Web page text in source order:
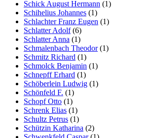
Schick August Hermann (1)
Schihelius Johannes (1)
Schlachter Franz Eugen (1)
Schlatter Adolf(6)
Schlatter Anna (1)
Schmalenbach Theodor(1)
Schmitz Richard (1)
Schmolck Benjamin (1)
Schnepff Erhard (1)
Schöberlein Ludwig (1)
Schönfeld F. (1)
Schopf Otto (1)
Schrenk Elias (1)
Schultz Petrus (1)
Schützin Katharina (2)